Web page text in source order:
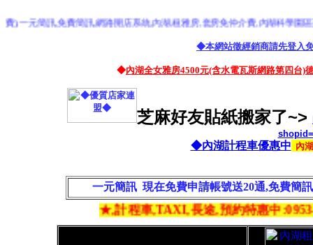
元簡訊,免費簡訊,網路開店系統,內湖,租雅房,套房免仲介費,內湖科學園區到,
◆本網站徵經銷商請先登入
◆內湖全女雅房4500元(含水電瓦斯網路第四台)
芝麻好友貼紙搬家了~>
◆內湖計程車優惠中 內
一元簡訊 現在免費申請帳號送20通,免費簡
★,計程車,TAXI,長途,預約特惠中:0953-